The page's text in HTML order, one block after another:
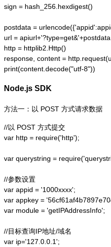
sign = hash_256.hexdigest()
postdata =
url = apiurl+'?type=get&'+postdata
http = httplib2.Http()
response, content =
print(content.decode("utf-8"))
Node.js SDK
方法一：以 POST 方式请求数据
//以 POST 方式提交
var http = require('http');
var querystring =
//参数设置
var appid = '1000xxxx';
var appkey =
var module = 'getIPAddressInfo';
//目标查询IP地址/域名
var ip='127.0.0.1';